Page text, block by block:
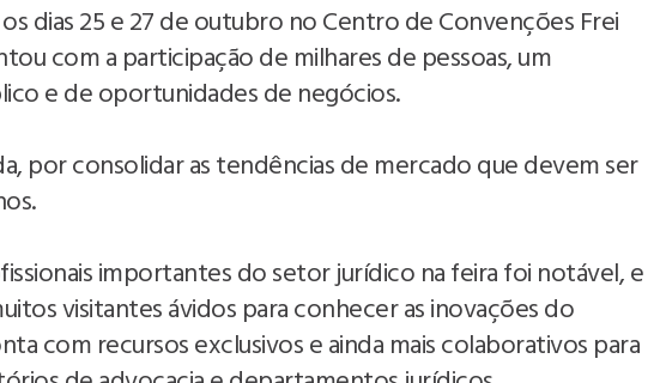
dias 25 e 27 de outubro no Centro de Convenções Frei
com a participação de milhares de pessoas, um
e de oportunidades de negócios.
por consolidar as tendências de mercado que devem ser
importantes do setor jurídico na feira foi notável, e
visitantes ávidos para conhecer as inovações do
com recursos exclusivos e ainda mais colaborativos para